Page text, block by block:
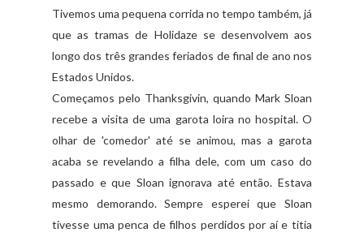
Tivemos uma pequena corrida no tempo também, já
que as tramas de Holidazese desenvolvem aos
longo dos três grandes feriados de final de ano nos
Estados Unidos.
Começamos pelo Thanksgivin, quando Mark Sloan
recebe a visita de uma garota loira no hospital. O
olhar de 'comedor' até se animou, mas a garota
acaba se revelando a filha dele, com um caso do
passado e que Sloan ignorava até então. Estava
mesmo demorando. Sempre esperei que Sloan
tivesse uma penca de filhos perdidos por aí e titia